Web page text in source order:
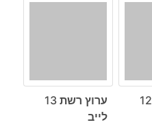
ערוץ קשת 12
ערוץ רשת 13
לייב